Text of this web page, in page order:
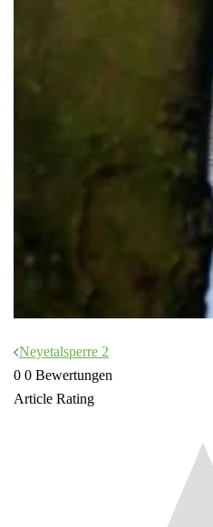
Beitragsnavigation
Neyetalsperre 2
0 0 Bewertungen
Article Rating